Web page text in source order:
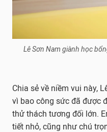
Lê Sơn Nam giành học
Chia sẻ về niềm vui này,
vì bao công sức đã được
thử thách tương đối lớn.
tiết nhỏ, cũng như chú